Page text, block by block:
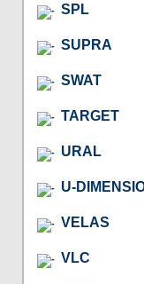
SPL
SUPRA
SWAT
TARGET
URAL
U-
VELAS
VLC